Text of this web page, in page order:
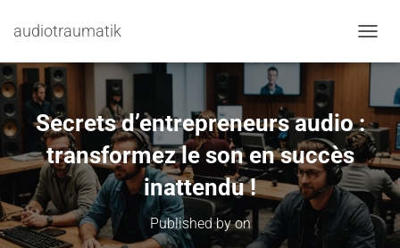
audiotraumatik
Secrets d’entrepreneurs audio :
transformez le son en succès
inattendu !
Published byon